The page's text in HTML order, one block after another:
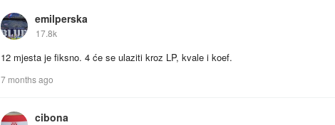
emilperska
17.8k
12 mjesta je fiksno. 4 će se ulaziti kroz LP, kvale i koef.
7 months ago
cibona